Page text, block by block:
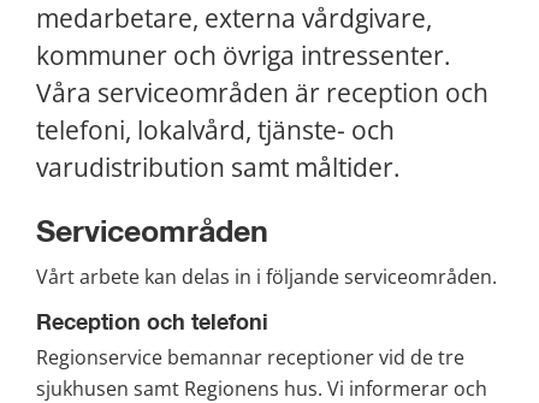
medarbetare, externa vårdgivare,
kommuner och övriga intressenter.
Våra serviceområden är reception och
telefoni, lokalvård, tjänste- och
varudistribution samt måltider.
Serviceområden
Vårt arbete kan delas in i följande serviceområden.
Reception och telefoni
Regionservice bemannar receptioner vid de tre
sjukhusen samt Regionens hus. Vi informerar och